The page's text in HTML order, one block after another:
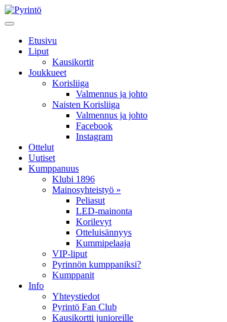
Etusivu
Liput
Kausikortit
Joukkueet
Korisliiga
Valmennus ja johto
Naisten Korisliiga
Valmennus ja johto
Facebook
Instagram
Ottelut
Uutiset
Kumppanuus
Klubi 1896
Mainosyhteistyö »
Peliasut
LED-mainonta
Korilevyt
Otteluisännyys
Kummipelaaja
VIP-liput
Pyrinnön kumppaniksi?
Kumppanit
Info
Yhteystiedot
Pyrintö Fan Club
Kausikortti junioreille